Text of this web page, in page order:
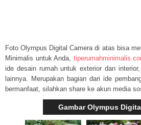
Foto Olympus Digital Camera di atas bisa
Minimalis untuk Anda,
ide desain rumah untuk exterior dan
lainnya. Merupakan bagian dari ide
bermanfaat, silahkan share ke akun media
Gambar Olympus